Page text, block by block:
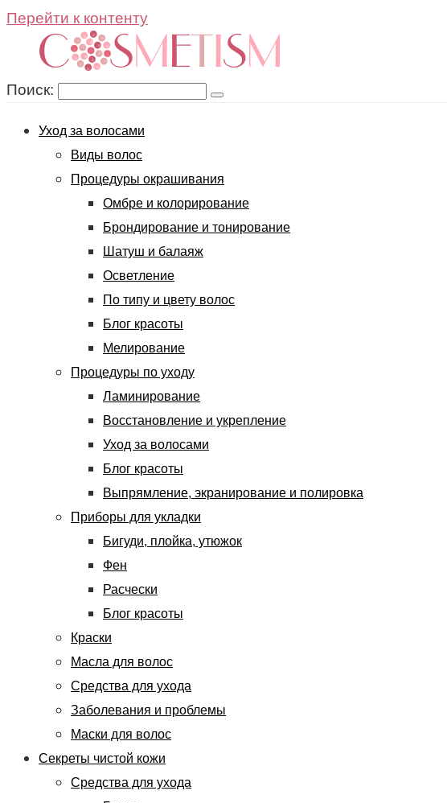
Перейти к контенту
Поиск:
Уход за волосами
Виды волос
Процедуры окрашивания
Омбре и колорирование
Брондирование и тонирование
Шатуш и балаяж
Осветление
По типу и цвету волос
Блог красоты
Мелирование
Процедуры по уходу
Ламинирование
Восстановление и укрепление
Уход за волосами
Блог красоты
Выпрямление, экранирование и полировка
Приборы для укладки
Бигуди, плойка, утюжок
Фен
Расчески
Блог красоты
Краски
Масла для волос
Средства для ухода
Заболевания и проблемы
Маски для волос
Секреты чистой кожи
Средства для ухода